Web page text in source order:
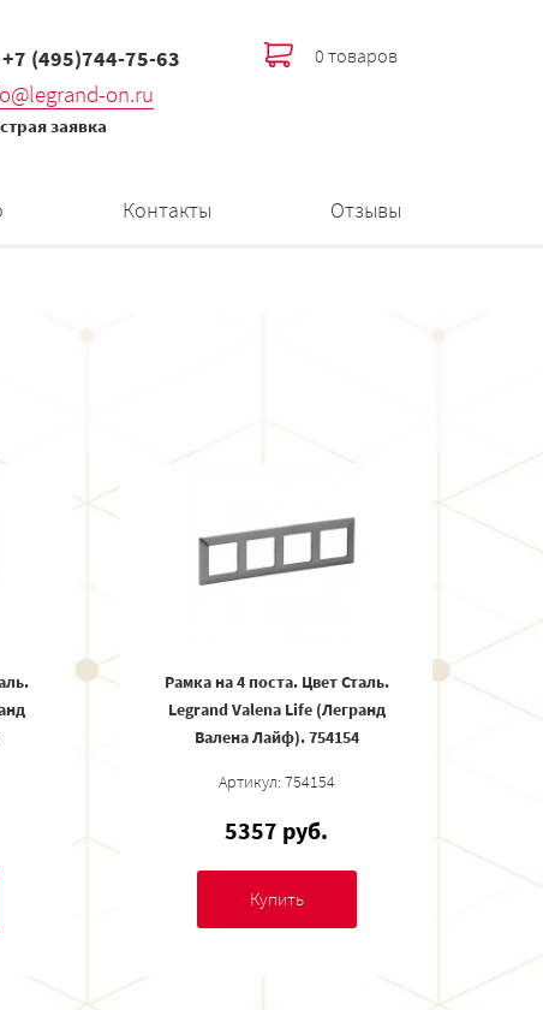
+7 (495)744-75-63
on.ru
заявка
0 товаров
Контакты Отзывы
Рамка на 4 поста. Цвет Сталь.
Legrand Valena Life (Легранд
Валена Лайф). 754154
Артикул: 754154
5357 руб.
Купить